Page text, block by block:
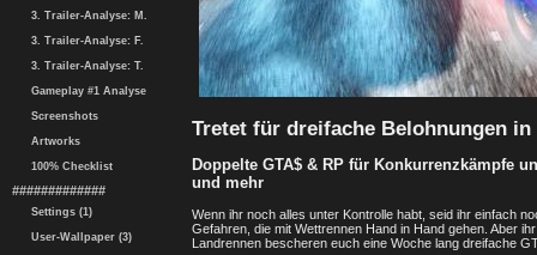
3. Trailer-Analyse: M.
3. Trailer-Analyse: F.
3. Trailer-Analyse: T.
Gameplay #1 Analyse
Screenshots
Artworks
100% Checklist
#############
Settings (1)
User-Wallpaper (3)
Tretet für dreifache Belohnungen in
Doppelte GTA$ & RP für Konkurrenzkämpfe
und mehr
Wenn ihr noch alles unter Kontrolle habt, seid ihr einfach
Gefahren, die mit Wettrennen Hand in Hand gehen. Aber
Landrennen bescheren euch eine Woche lang dreifache